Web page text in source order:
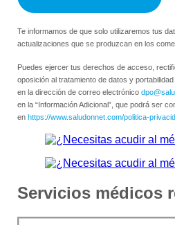
Te informamos de que solo utilizaremos tus
actualizaciones que se produzcan en los
Puedes ejercer tus derechos de acceso,
oposición al tratamiento de datos y
en la dirección de correo electrónico
en la “Información Adicional”, que podrá ser
en https://www.saludonnet.com/politica-
Servicios médicos